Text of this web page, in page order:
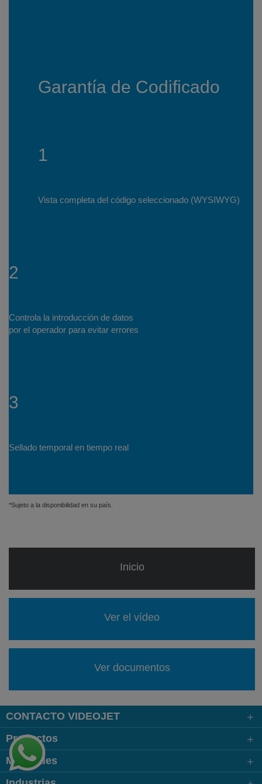
Garantía de Codificado
1
Vista completa del código seleccionado (WYSIWYG)
2
Controla la introducción de datos
por el operador para evitar errores
3
Sellado temporal en tiempo real
*Sujeto a la disponibilidad en su país.
Inicio
Ver el vídeo
Ver documentos
CONTACTO VIDEOJET
Productos
Materiales